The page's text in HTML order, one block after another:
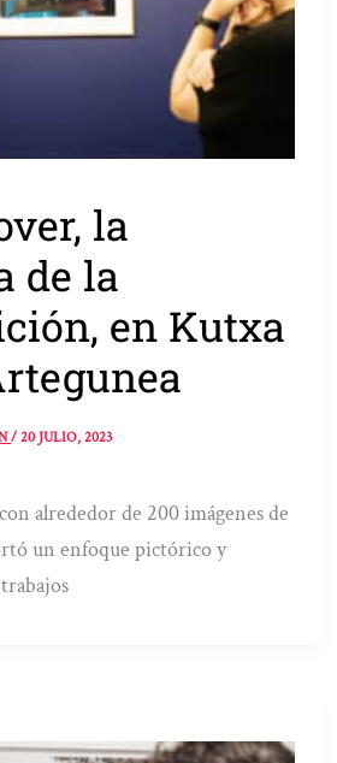
la
de la
en Kutxa
/20 JULIO, 2023
alrededor de 200 imágenes de
un enfoque pictórico y